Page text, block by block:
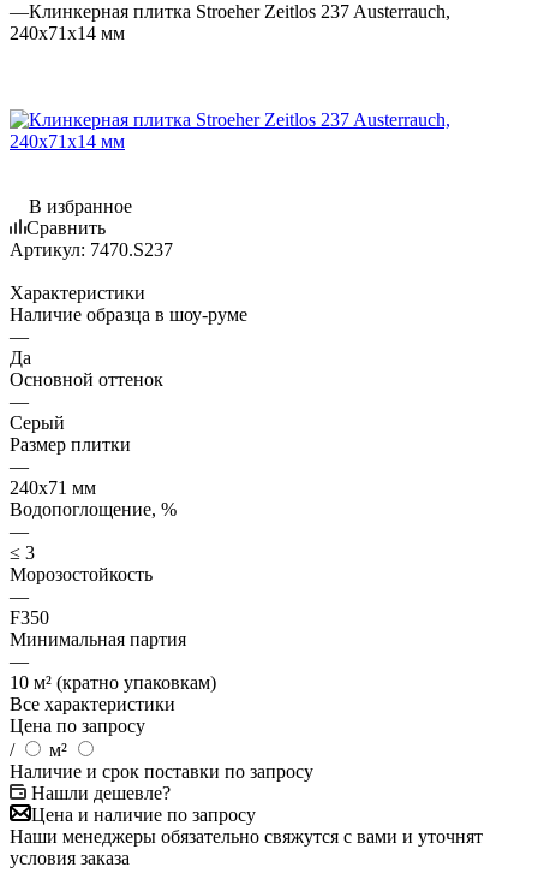
—Клинкерная плитка Stroeher Zeitlos 237 Austerrauch,
240х71х14 мм
В избранное
Сравнить
Артикул: 7470.S237
Характеристики
Наличие образца в шоу-руме
—
Да
Основной оттенок
—
Серый
Размер плитки
—
240x71 мм
Водопоглощение, %
—
≤ 3
Морозостойкость
—
F350
Минимальная партия
—
10 м² (кратно упаковкам)
Все характеристики
Цена по запросу
/
м²
Наличие и срок поставки по запросу
Нашли дешевле?
Цена и наличие по запросу
Наши менеджеры обязательно свяжутся с вами и уточнят
условия заказа